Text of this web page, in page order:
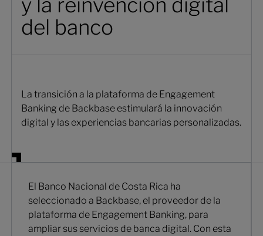
del banco
La transición a la plataforma de Engagement
Banking de Backbase estimulará la innovación
digital y las experiencias bancarias personalizadas.
El Banco Nacional de Costa Rica ha
seleccionado a Backbase, el proveedor de la
plataforma de Engagement Banking, para
ampliar sus servicios de banca digital. Con esta